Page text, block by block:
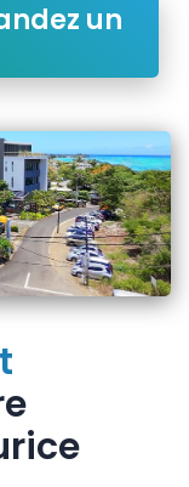
un